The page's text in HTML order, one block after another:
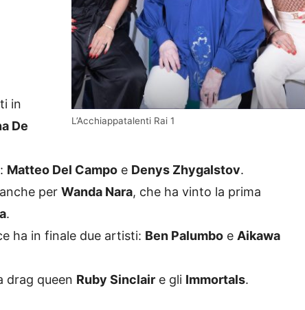
L’Acchiappatalenti Rai 1
in
De
Matteo Del Campo e Denys Zhygalstov.
per Wanda Nara, che ha vinto la prima
.
ha in finale due artisti: Ben Palumbo e Aikawa
drag queen Ruby Sinclair e gli Immortals.